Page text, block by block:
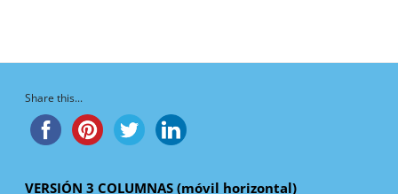
Share this...
VERSIÓN 3 COLUMNAS (móvil horizontal)